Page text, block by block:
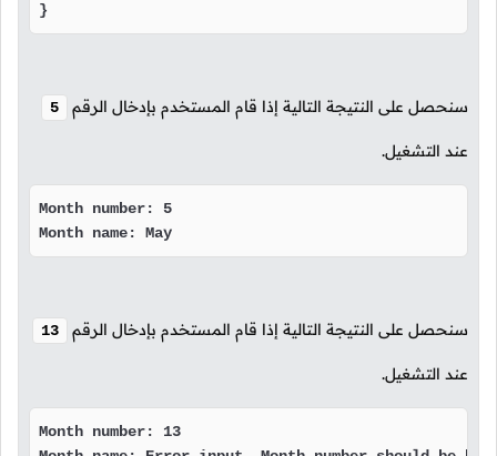
}
سنحصل على النتيجة التالية إذا قام المستخدم بإدخال الرقم 5
عند التشغيل.
Month number: 5
Month name: May
سنحصل على النتيجة التالية إذا قام المستخدم بإدخال الرقم 13
عند التشغيل.
Month number: 13